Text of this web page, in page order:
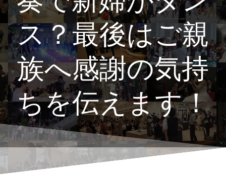
ス？最後はご親
族へ感謝の気持
ちを伝えます！